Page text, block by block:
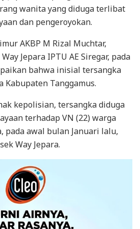
wanita yang diduga terlibat
dan pengeroyokan.
AKBP M Rizal Muchtar,
Jepara IPTU AE Siregar, pada
bahwa inisial tersangka
Kabupaten Tanggamus.
kepolisian, tersangka diduga
terhadap VN (22) warga
pada awal bulan Januari lalu,
Way Jepara.